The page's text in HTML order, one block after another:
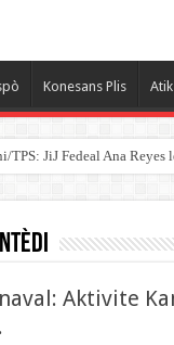
Konesans Plis Atik
TPS: JiJ Fedeal Ana Reyes
Aktivite